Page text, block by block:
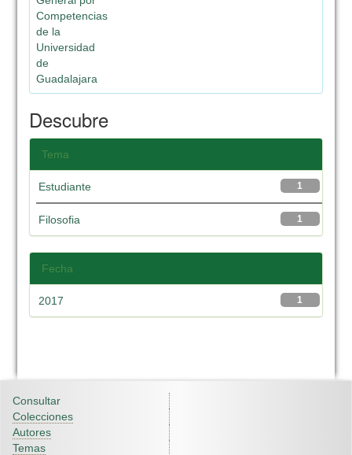
Competencias
de la
Universidad
de
Guadalajara
Descubre
Tema
1
Estudiante
1
Filosofia
Fecha
1
2017
Consultar
Colecciones
Autores
Temas